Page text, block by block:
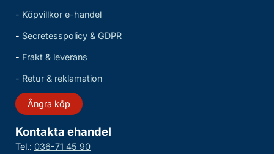
- Köpvillkor e-handel
- Secretesspolicy & GDPR
- Frakt & leverans
- Retur & reklamation
Ångra köp
Kontakta ehandel
Tel.: 036-71 45 90